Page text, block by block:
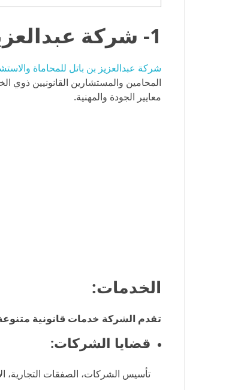
1- شركة عبدالعزيز بن باتل للمحاماة والاستشارات القانونية
شركة عبدالعزيز بن باتل للمحاماة
المحامين والمستشارين القانونيين ذوي
معايير الجودة والمهنية.
الخدمات:
تقدم الشركة خدمات قانونية
قضايا الشركات:
تأسيس الشركات، الصفقات التجارية،